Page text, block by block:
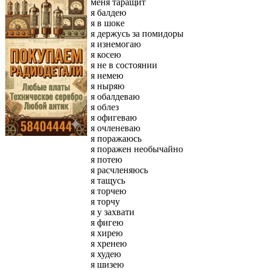
меня таращит
я балдею
я в шоке
я держусь за помидоры
я изнемогаю
я косею
я не в состоянии
я немею
я ныряю
я обалдеваю
я облез
я офигеваю
я очленеваю
я поражаюсь
я поражен необычайно
я потею
я расчленяюсь
я тащусь
я торчею
я торчу
я у захвати
я фигею
я хирею
я хренею
я худею
я шизею